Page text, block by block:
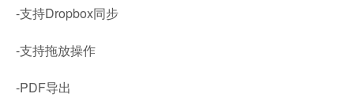
-支持Dropbox同步
-支持拖放操作
-PDF导出